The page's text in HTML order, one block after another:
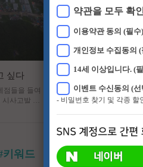
싶다
점들을 들여
사고발 프
713화속풀이쇼
수다가 나를 바꾸고 세
살면서 어디서든 누
발은 100단! 때로는
답답한 가슴에 살얼음
원한 동치미를 선사한
키워드
약관을 모두 확
이용약관 동의 (필수)
개인정보 수집동의 (
14세 이상입니다. (
이벤트 수신동의 (선
- 비밀번호 찾기 및 각종 할